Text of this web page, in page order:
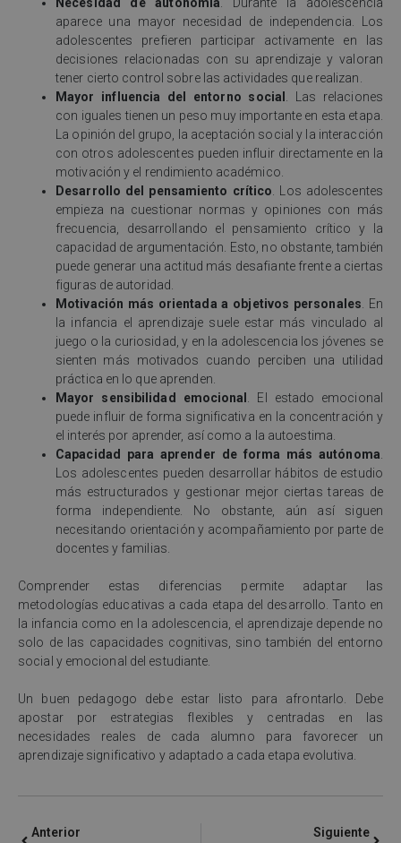
Necesidad de autonomía. Durante la adolescencia
aparece una mayor necesidad de independencia. Los
adolescentes prefieren participar activamente en las
decisiones relacionadas con su aprendizaje y valoran
tener cierto control sobre las actividades que realizan.
Mayor influencia del entorno social . Las relaciones
con iguales tienen un peso muy importante en esta etapa.
La opinión del grupo, la aceptación social y la interacción
con otros adolescentes pueden influir directamente en la
motivación y el rendimiento académico.
Desarrollo del pensamiento crítico. Los adolescentes
empieza na cuestionar normas y opiniones con más
frecuencia, desarrollando el pensamiento crítico y la
capacidad de argumentación. Esto, no obstante, también
puede generar una actitud más desafiante frente a ciertas
figuras de autoridad.
Motivación más orientada a objetivos personales. En
la infancia el aprendizaje suele estar más vinculado al
juego o la curiosidad, y en la adolescencia los jóvenes se
sienten más motivados cuando perciben una utilidad
práctica en lo que aprenden.
Mayor sensibilidad emocional . El estado emocional
puede influir de forma significativa en la concentración y
el interés por aprender, así como a la autoestima.
Capacidad para aprender de forma más autónoma.
Los adolescentes pueden desarrollar hábitos de estudio
más estructurados y gestionar mejor ciertas tareas de
forma independiente. No obstante, aún así siguen
necesitando orientación y acompañamiento por parte de
docentes y familias.
Comprender estas diferencias permite adaptar las
metodologías educativas a cada etapa del desarrollo. Tanto en
la infancia como en la adolescencia, el aprendizaje depende no
solo de las capacidades cognitivas, sino también del entorno
social y emocional del estudiante.
Un buen pedagogo debe estar listo para afrontarlo. Debe
apostar por estrategias flexibles y centradas en las
necesidades reales de cada alumno para favorecer un
aprendizaje significativo y adaptado a cada etapa evolutiva.
Anterior Siguiente